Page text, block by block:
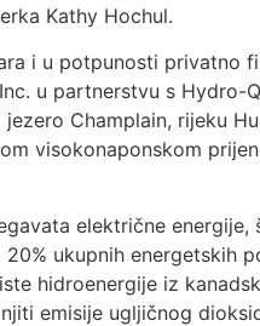
Kathy Hochul.
i u potpunosti privatno
u partnerstvu s Hydro-
Champlain, rijeku
visokonaponskom
električne
ukupnih energetskih
hidroenergije iz
emisije ugljičnog